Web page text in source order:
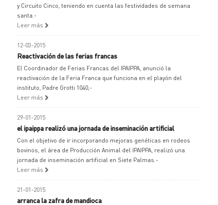
y Circuito Cinco, teniendo en cuenta las festividades de semana
santa.-
Leer más
12-03-2015
Reactivación de las ferias francas
El Coordinador de Ferias Francas del IPAIPPA, anunció la
reactivación de la Feria Franca que funciona en el playón del
instituto, Padre Grotti 1040,-
Leer más
29-01-2015
el ipaippa realizó una jornada de inseminación artificial
Con el objetivo de ir incorporando mejoras genéticas en rodeos
bovinos, el área de Producción Animal del IPAIPPA, realizó una
jornada de inseminación artificial en Siete Palmas.-
Leer más
21-01-2015
arranca la zafra de mandioca